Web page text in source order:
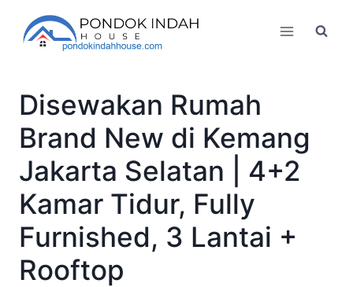
content
Disewakan Rumah
Brand New di Kemang
Jakarta Selatan | 4+2
Kamar Tidur, Fully
Furnished, 3 Lantai +
Rooftop